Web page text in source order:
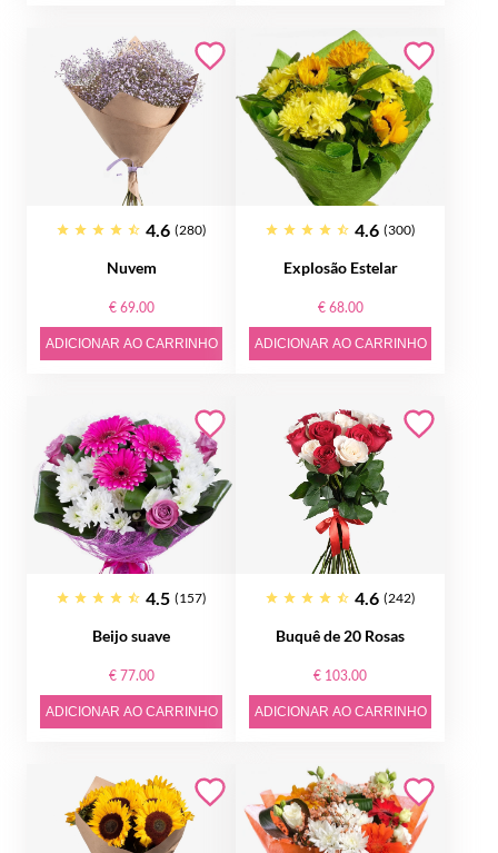
4.6 (280)
Nuvem
€ 69.00
ADICIONAR AO CARRINHO
4.6 (300)
Explosão Estelar
€ 68.00
ADICIONAR AO CARRINHO
4.5 (157)
Beijo suave
€ 77.00
ADICIONAR AO CARRINHO
4.6 (242)
Buquê de 20 Rosas
€ 103.00
ADICIONAR AO CARRINHO